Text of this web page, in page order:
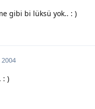
gibi bi lüksü yok.. : )
2004
: )